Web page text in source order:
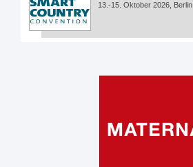
13.-15. Oktober 2026, Berlin